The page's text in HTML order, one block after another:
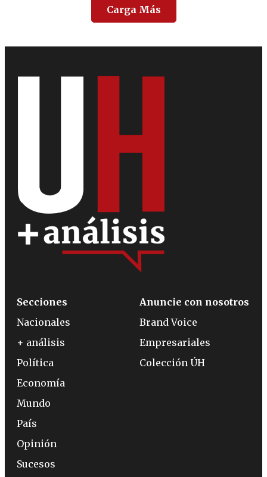
Carga Más
Secciones
Nacionales
+ análisis
Política
Economía
Mundo
País
Opinión
Sucesos
Anuncie con nosotros
Brand Voice
Empresariales
Colección ÚH